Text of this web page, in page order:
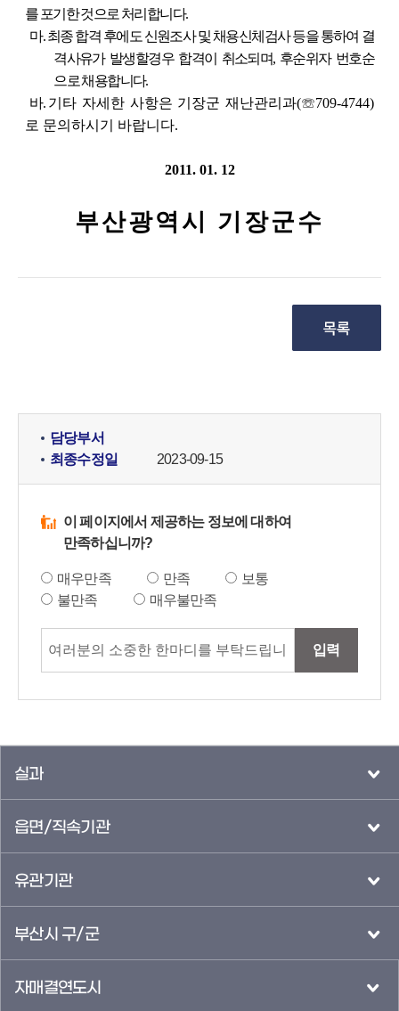
를 포기한 것으로 처리합니다.
마. 최종 합격 후에도 신원조사 및 채용신체검사 등을 통하여 결
격사유가 발생할경우 합격이 취소되며, 후순위자 번호순
으로 채용합니다.
바. 기타 자세한 사항은 기장군 재난관리과(☏709-4744)
로 문의하시기 바랍니다.
2011. 01. 12
부산광역시 기장군수
담당부서
최종수정일
2023-09-15
이 페이지에서 제공하는 정보에 대하여
만족하십니까?
매우만족 만족
보통
불만족
매우불만족
입력
실과
읍면/직속기관
유관기관
부산시 구/군
자매결연도시